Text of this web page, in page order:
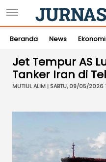
Beranda News Ekonomi
Jet Tempur AS
Tanker Iran di
MUTIUL ALIM | SABTU, 09/05/2026